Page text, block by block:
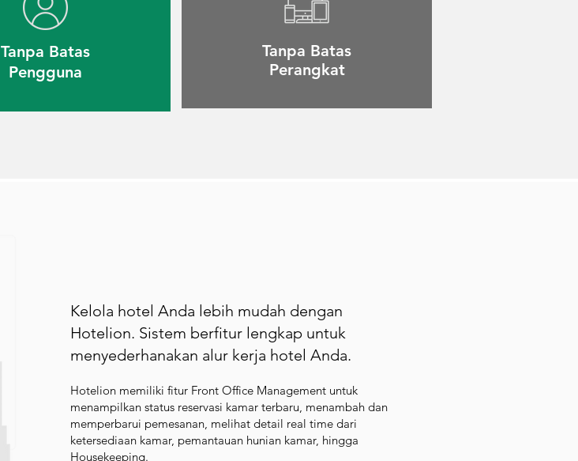
Tanpa Batas
Pengguna
Tanpa Batas
Perangkat
Kelola hotel Anda lebih mudah dengan
Hotelion. Sistem berfitur lengkap untuk
menyederhanakan alur kerja hotel Anda.
Hotelion memiliki fitur Front Office Management untuk
menampilkan status reservasi kamar terbaru, menambah dan
memperbarui pemesanan, melihat detail real time dari
ketersediaan kamar, pemantauan hunian kamar, hingga
Housekeeping.